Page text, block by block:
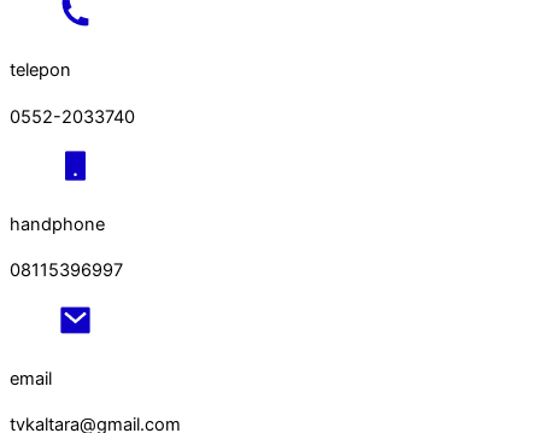
telepon
0552-2033740
handphone
08115396997
email
tvkaltara@gmail.com